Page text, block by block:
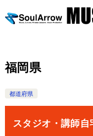
福岡県
都道府県
スタジオ・講師